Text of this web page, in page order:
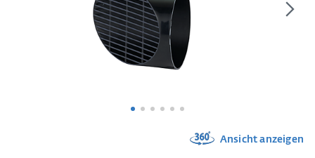
Ansicht anzeigen